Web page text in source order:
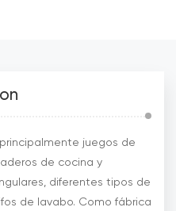
juegos de
de cocina y
diferentes tipos de
de lavabo. Como fábrica